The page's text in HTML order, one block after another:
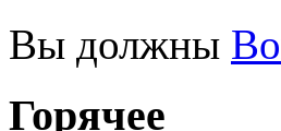
Вы должны
Горячее